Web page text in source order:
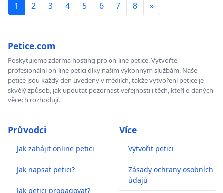
1 2 3 4 5 6 7 8 »
Petice.com
Poskytujeme zdarma hosting pro on-line petice. Vytvořte
profesionální on-line petici díky našim výkonným službám. Naše
petice jsou každý den uvedeny v médiích, takže vytvoření petice je
skvělý způsob, jak upoutat pozornost veřejnosti i těch, kteří o daných
věcech rozhodují.
Průvodci
Jak zahájit online petici
Jak napsat petici?
Jak petici propagovat?
Více
Vytvořit petici
Zásady ochrany osobních
údajů